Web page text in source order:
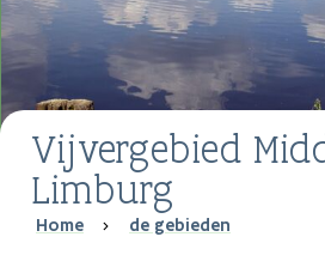
Vijvergebied
Limburg
Breadcrumb
Home de gebieden